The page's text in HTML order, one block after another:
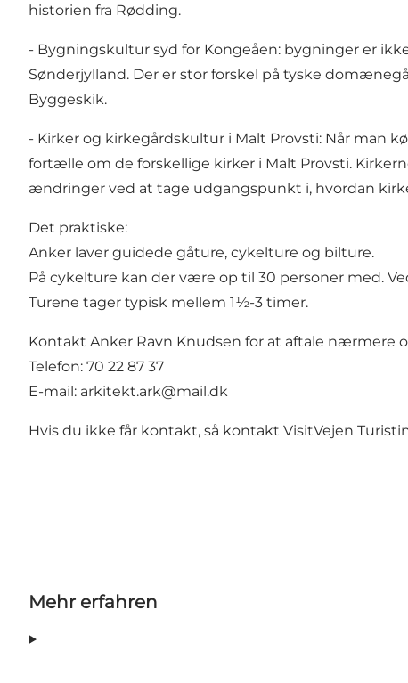
historien fra Rødding.
- Bygningskultur syd for Kongeåen: bygninger er
Sønderjylland. Der er stor forskel på tyske
Byggeskik.
- Kirker og kirkegårdskultur i Malt Provsti: Når man
fortælle om de forskellige kirker i Malt Provsti.
ændringer ved at tage udgangspunkt i, hvordan
Det praktiske:
Anker laver guidede gåture, cykelture og bilture.
På cykelture kan der være op til 30 personer med.
Turene tager typisk mellem 1½-3 timer.
Kontakt Anker Ravn Knudsen for at aftale nærmere
Telefon: 70 22 87 37
E-mail: arkitekt.ark@mail.dk
Hvis du ikke får kontakt, så kontakt VisitVejen
Mehr erfahren